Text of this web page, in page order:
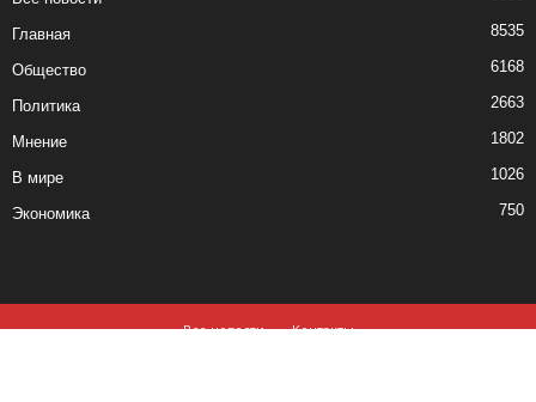
Главная 8535
Общество 6168
Политика 2663
Мнение 1802
В мире 1026
Экономика 750
Все новости
Контакты